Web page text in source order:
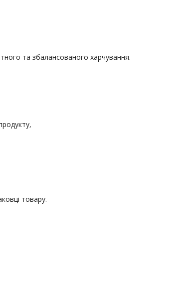
та збалансованого харчування.
товару.